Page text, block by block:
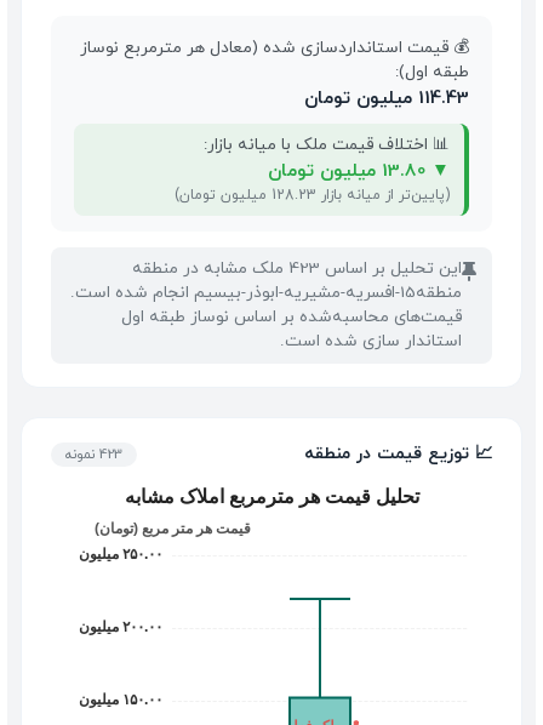
💰 قیمت استانداردسازی شده (معادل هر مترمربع نوساز
طبقه اول):
114.43 میلیون تومان
📊 اختلاف قیمت ملک با میانه بازار:
▼13.80 میلیون تومان
(پایین‌تر از میانه بازار 128.23 میلیون تومان)
📌
این تحلیل بر اساس 423 ملک مشابه در منطقه
منطقه15-افسریه-مشیریه-ابوذر-بیسیم انجام شده است.
قیمت‌های محاسبه‌شده بر اساس نوساز طبقه اول
استاندار سازی شده است.
📈 توزیع قیمت در منطقه 423 نمونه